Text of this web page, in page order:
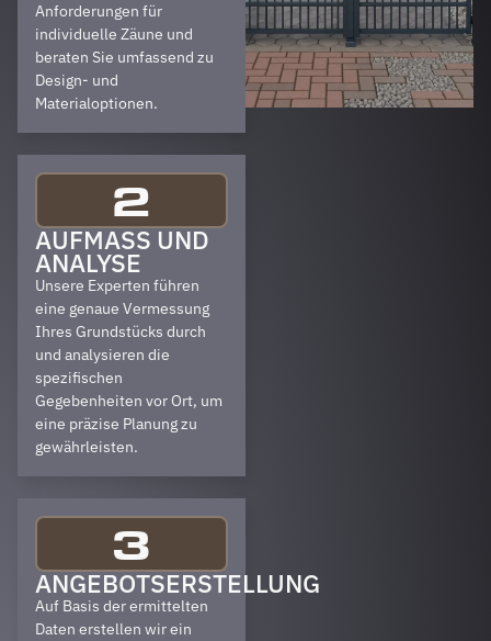
Anforderungen für
individuelle Zäune und
beraten Sie umfassend zu
Design- und
Materialoptionen.
2
AUFMASS UND A
NALYSE
Unsere Experten führen
eine genaue Vermessung
Ihres Grundstücks durch
und analysieren die
spezifischen
Gegebenheiten vor Ort, um
eine präzise Planung zu
gewährleisten.
3
ANGEBOTSERSTELLUNG
Auf Basis der ermittelten
Daten erstellen wir ein